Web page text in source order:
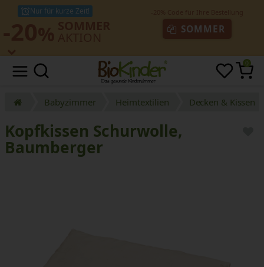
Nur für kurze Zeit!
SOMMER
0
Babyzimmer Heimtextilien Decken & Kissen
Kopfkissen Schurwolle,
Baumberger